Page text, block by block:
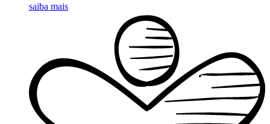
saiba mais